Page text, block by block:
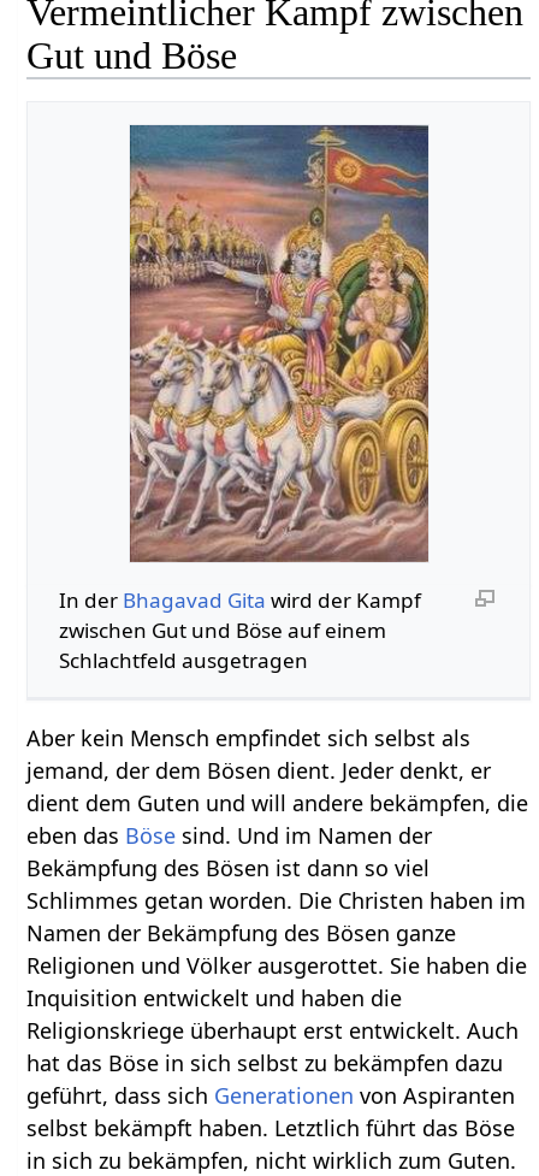
Vermeintlicher Kampf zwischen
Gut und Böse
In der Bhagavad Gita wird der Kampf
zwischen Gut und Böse auf einem
Schlachtfeld ausgetragen
Aber kein Mensch empfindet sich selbst als
jemand, der dem Bösen dient. Jeder denkt, er
dient dem Guten und will andere bekämpfen, die
eben das Böse sind. Und im Namen der
Bekämpfung des Bösen ist dann so viel
Schlimmes getan worden. Die Christen haben im
Namen der Bekämpfung des Bösen ganze
Religionen und Völker ausgerottet. Sie haben die
Inquisition entwickelt und haben die
Religionskriege überhaupt erst entwickelt. Auch
hat das Böse in sich selbst zu bekämpfen dazu
geführt, dass sich Generationen von Aspiranten
selbst bekämpft haben. Letztlich führt das Böse
in sich zu bekämpfen, nicht wirklich zum Guten.